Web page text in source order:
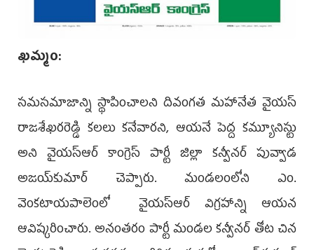
ఖమ్మం:
సమసమాజాన్ని స్థాపించాలని దివంగత మహానేత వైయస్
రాజశేఖరరెడ్డి కలలు కనేవారని, ఆయనే పెద్ద కమ్యూనిస్టు
అని వైయస్ఆర్ కాంగ్రెస్ పార్టీ జిల్లా కన్వీనర్ పువ్వాడ
అజయ్‌కుమార్ చెప్పారు. మండలంలోని ఎం.
వెంకటాయపాలెంలో వైయస్ఆర్ విగ్రహాన్ని ఆయన
ఆవిష్కరించారు. అనంతరం పార్టీ మండల కన్వీనర్ తోట చిన